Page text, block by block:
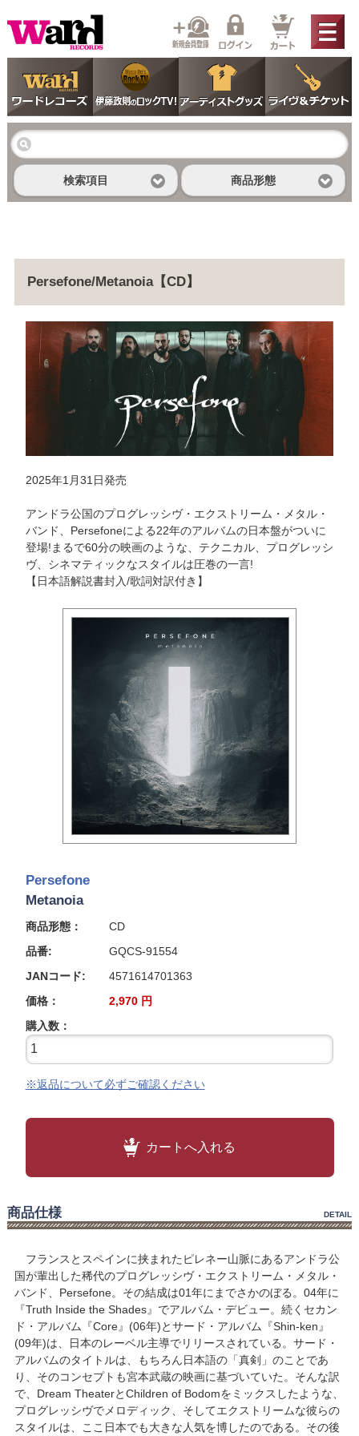
検索項目 商品形態
Persefone/Metanoia【CD】
2025年1月31日発売
アンドラ公国のプログレッシヴ・エクストリーム・メタル・
バンド、Persefoneによる22年のアルバムの日本盤がついに
登場!まるで60分の映画のような、テクニカル、プログレッシ
ヴ、シネマティックなスタイルは圧巻の一言!
【日本語解説書封入/歌詞対訳付き】
Persefone
Metanoia
商品形態：
CD
品番:
GQCS-91554
JANコード:
4571614701363
価格：
2,970 円
購入数：
※返品について必ずご確認ください
カートへ入れる
商品仕様 DETAIL
フランスとスペインに挟まれたピレネー山脈にあるアンドラ公
国が輩出した稀代のプログレッシヴ・エクストリーム・メタル・
バンド、Persefone。その結成は01年にまでさかのぼる。04年に
『Truth Inside the Shades』でアルバム・デビュー。続くセカン
ド・アルバム『Core』(06年)とサード・アルバム『Shin-ken』
(09年)は、日本のレーベル主導でリリースされている。サード・
アルバムのタイトルは、もちろん日本語の「真剣」のことであ
り、そのコンセプトも宮本武蔵の映画に基づいていた。そんな訳
で、Dream TheaterとChildren of Bodomをミックスしたような、
プログレッシヴでメロディック、そしてエクストリームな彼らの
スタイルは、ここ日本でも大きな人気を博したのである。その後